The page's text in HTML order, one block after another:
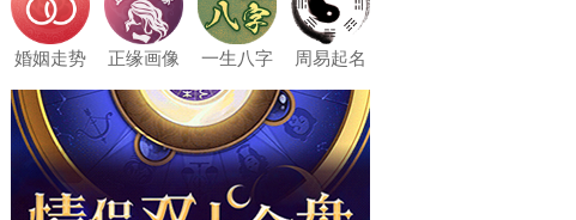
婚姻走势 正缘画像 一生八字 周易起名